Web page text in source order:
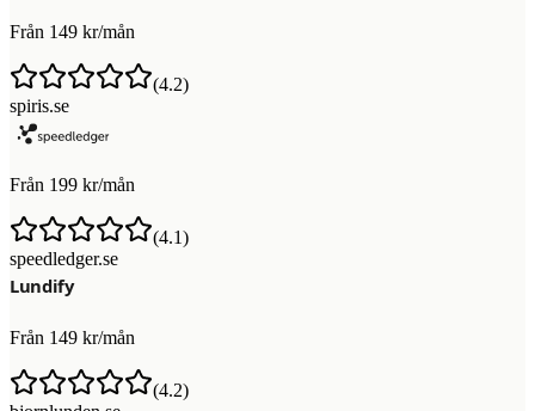
Från 149 kr/mån
(4.2)
spiris.se
Från 199 kr/mån
(4.1)
speedledger.se
Från 149 kr/mån
(4.2)